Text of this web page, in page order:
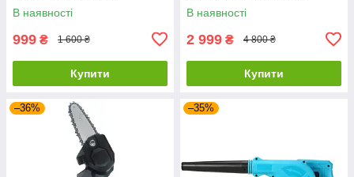
інструментів у кейсі
В наявності
999 ₴ 1 600 ₴
Купити
подовжувач 2 метри
(висоторізи)
В наявності
2 999 ₴ 4 800 ₴
Купити
–36% –35%